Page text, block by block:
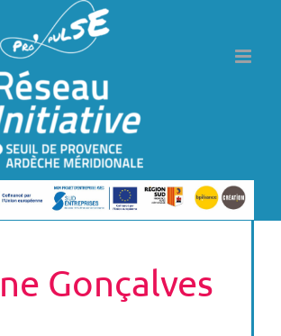
Gonçalves